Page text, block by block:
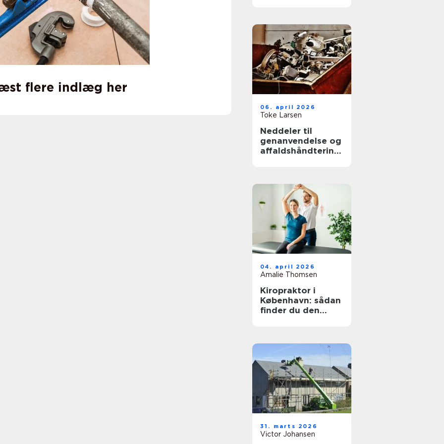
flere indlæg her
06. april 2026
Toke Larsen
Neddeler til
genanvendelse og
affaldshåndtering:
04. april 2026
Amalie Thomsen
Kiropraktor i
København: sådan
finder du den
31. marts 2026
Victor Johansen